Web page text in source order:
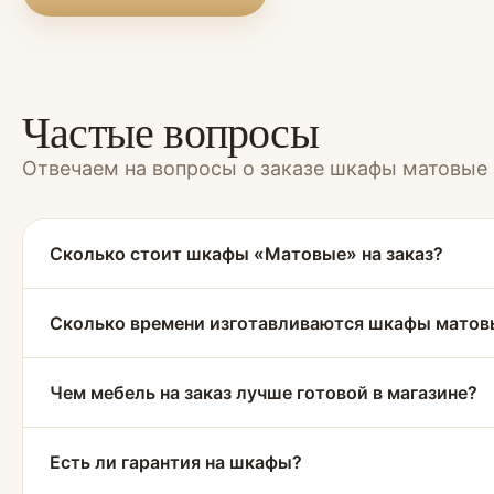
Частые вопросы
Отвечаем на вопросы о заказе шкафы матовые
Сколько стоит шкафы «Матовые» на заказ?
Сколько времени изготавливаются шкафы
Чем мебель на заказ лучше готовой в магазине?
Есть ли гарантия на шкафы?